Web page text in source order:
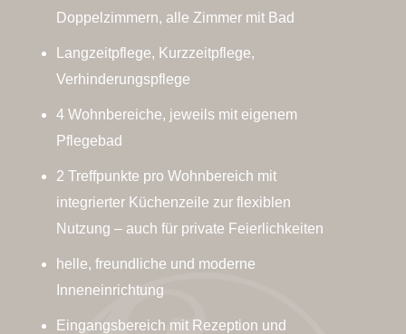
Doppelzimmern, alle Zimmer mit Bad
Langzeitpflege, Kurzzeitpflege,
Verhinderungspflege
4 Wohnbereiche, jeweils mit eigenem
Pflegebad
2 Treffpunkte pro Wohnbereich mit
integrierter Küchenzeile zur flexiblen
Nutzung – auch für private Feierlichkeiten
helle, freundliche und moderne
Inneneinrichtung
Eingangsbereich mit Rezeption und